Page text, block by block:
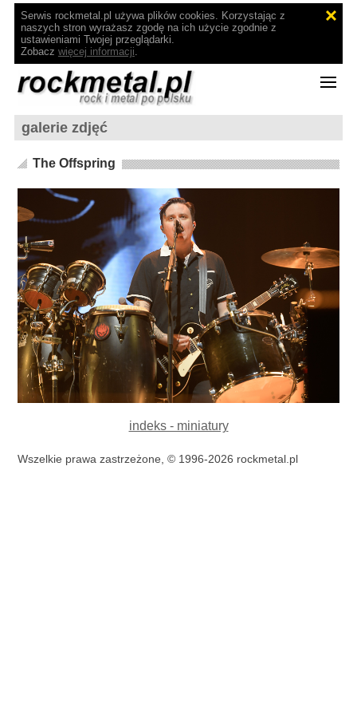
Serwis rockmetal.pl używa plików cookies. Korzystając z
naszych stron wyrażasz zgodę na ich użycie zgodnie z
ustawieniami Twojej przeglądarki.
Zobacz więcej informacji.
galerie zdjęć
The Offspring
indeks - miniatury
Wszelkie prawa zastrzeżone, © 1996-2026 rockmetal.pl